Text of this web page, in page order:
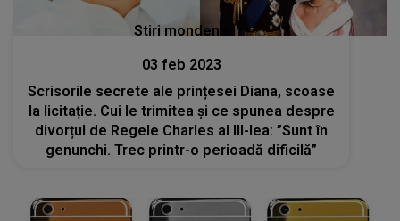
Stiri mondene
03 feb 2023
Scrisorile secrete ale prințesei Diana, scoase
la licitație. Cui le trimitea și ce spunea despre
divorțul de Regele Charles al III-lea: ”Sunt în
genunchi. Trec printr-o perioadă dificilă”